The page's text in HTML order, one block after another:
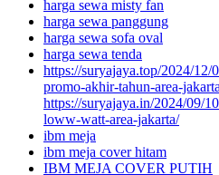
harga sewa misty fan
harga sewa panggung
harga sewa sofa oval
harga sewa tenda
https://suryajaya.top/2024/12/
promo-akhir-tahun-area-
https://suryajaya.in/2024/09/
loww-watt-area-jakarta/
ibm meja
ibm meja cover hitam
IBM MEJA COVER PUTIH